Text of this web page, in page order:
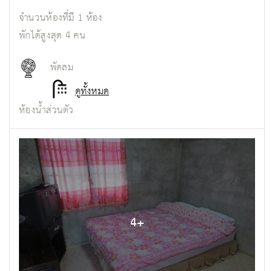
จำนวนห้องที่มี 1 ห้อง
พักได้สูงสุด 4คน
พัดลม
ห้องน้ำส่วนตัว
ดูทั้งหมด
4+